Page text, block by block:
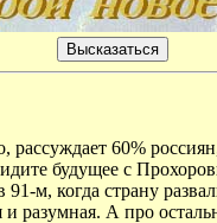
60%
будущее с
м, когда страну
разумная. А про